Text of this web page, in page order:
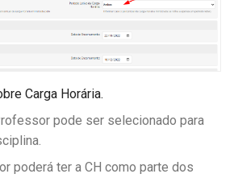
Carga Horária.
pode ser selecionado para
poderá ter a CH como parte dos